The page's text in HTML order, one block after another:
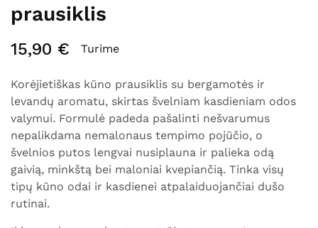
prausiklis
15,90 € Turime
Korėjietiškas kūno prausiklis su bergamotės ir
levandų aromatu, skirtas švelniam kasdieniam odos
valymui. Formulė padeda pašalinti nešvarumus
nepalikdama nemalonaus tempimo pojūčio, o
švelnios putos lengvai nusiplauna ir palieka odą
gaivią, minkštą bei maloniai kvepiančią. Tinka visų
tipų kūno odai ir kasdienei atpalaiduojančiai dušo
rutinai.